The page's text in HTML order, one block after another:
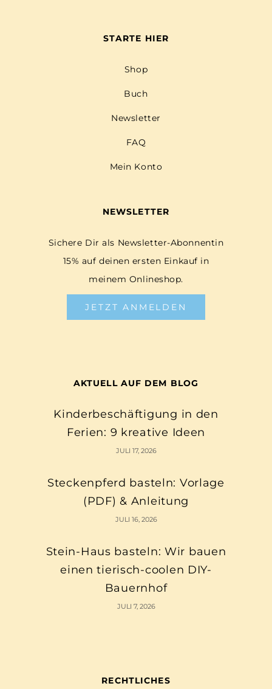
STARTE HIER
Shop
Buch
Newsletter
FAQ
Mein Konto
NEWSLETTER
Sichere Dir als Newsletter-Abonnentin
15% auf deinen ersten Einkauf in
meinem Onlineshop.
JETZT ANMELDEN
AKTUELL AUF DEM BLOG
Kinderbeschäftigung in den
Ferien: 9 kreative Ideen
JULI 17, 2026
Steckenpferd basteln: Vorlage
(PDF) & Anleitung
JULI 16, 2026
Stein-Haus basteln: Wir bauen
einen tierisch-coolen DIY-
Bauernhof
JULI 7, 2026
RECHTLICHES